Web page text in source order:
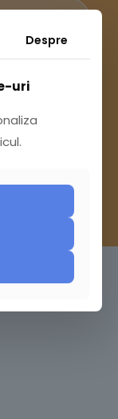
City
Despre
uri